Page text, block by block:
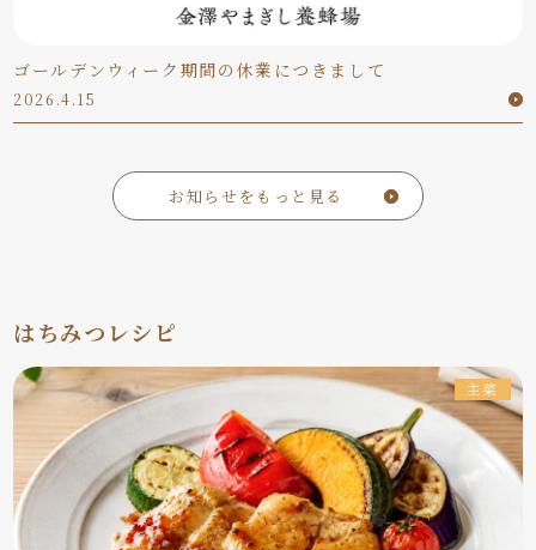
ゴールデンウィーク期間の休業につきまして
2026.4.15
お知らせをもっと見る
はちみつレシピ
主菜